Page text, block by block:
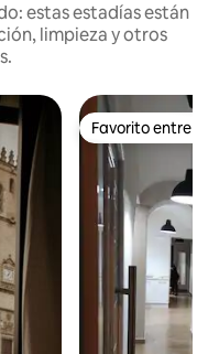
estas estadías están
limpieza y otros
Favorito entre
Favorito entre